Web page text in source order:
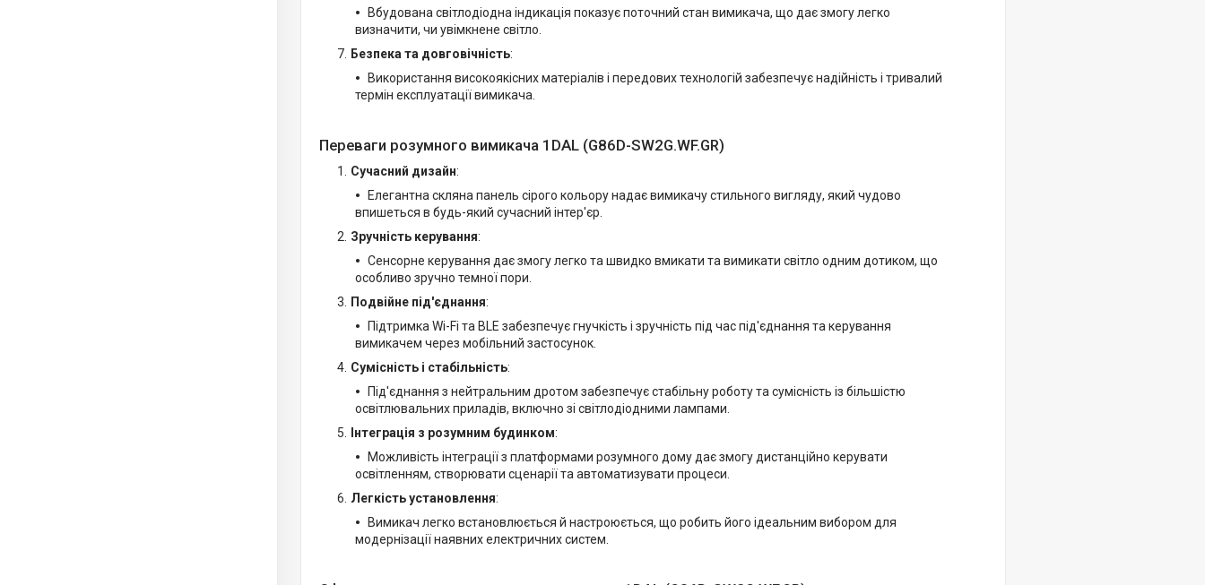
Вбудована світлодіодна індикація показує поточний стан вимикача, що дає змогу легко
визначити, чи увімкнене світло.
Безпека та довговічність:
Використання високоякісних матеріалів і передових технологій забезпечує надійність і тривалий
термін експлуатації вимикача.
Переваги розумного вимикача 1DAL (G86D-SW2G.WF.GR)
Сучасний дизайн:
Елегантна скляна панель сірого кольору надає вимикачу стильного вигляду, який чудово
впишеться в будь-який сучасний інтер'єр.
Зручність керування:
Сенсорне керування дає змогу легко та швидко вмикати та вимикати світло одним дотиком, що
особливо зручно темної пори.
Подвійне під'єднання:
Підтримка Wi-Fi та BLE забезпечує гнучкість і зручність під час під'єднання та керування
вимикачем через мобільний застосунок.
Сумісність і стабільність:
Під'єднання з нейтральним дротом забезпечує стабільну роботу та сумісність із більшістю
освітлювальних приладів, включно зі світлодіодними лампами.
Інтеграція з розумним будинком:
Можливість інтеграції з платформами розумного дому дає змогу дистанційно керувати
освітленням, створювати сценарії та автоматизувати процеси.
Легкість установлення:
Вимикач легко встановлюється й настроюється, що робить його ідеальним вибором для
модернізації наявних електричних систем.